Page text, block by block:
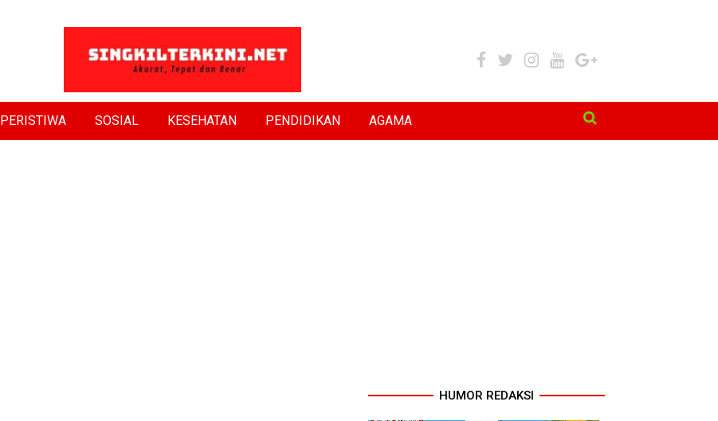
PERISTIWA SOSIAL KESEHATAN PENDIDIKAN AGAMA
HUMOR REDAKSI